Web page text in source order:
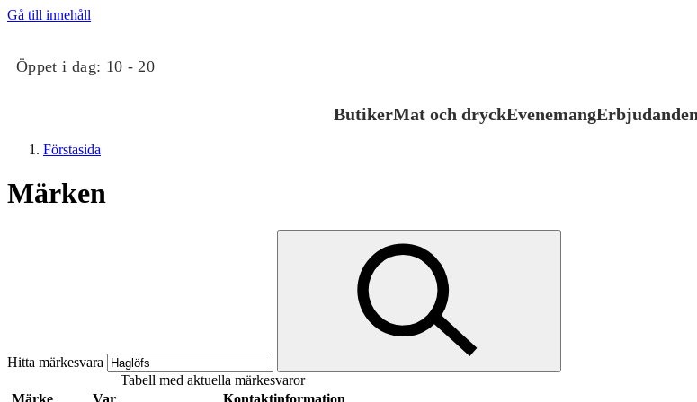
Gå till innehåll
Öppet i dag: 10 - 20
ButikerMat och dryckEvenemangErbjudanden
Mat och dryck
Förstasida
Märken
Hitta märkesvara
Tabell med aktuella märkesvaror
Märke
Var Kontaktinformation